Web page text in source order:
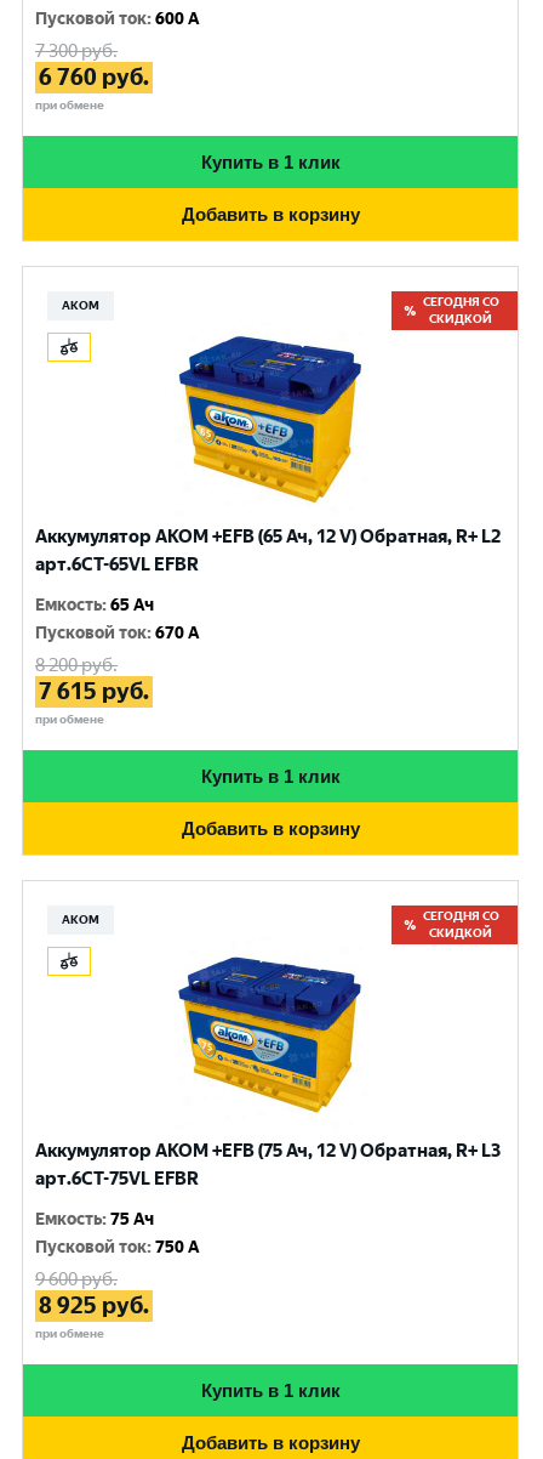
Пусковой ток:600 A
7 300руб.
6 760 руб.
при обмене
Купить в 1 клик
Добавить в корзину
АКОМ
СЕГОДНЯ СО
СКИДКОЙ
Аккумулятор AKOM +EFB (65 Ач, 12 V) Обратная, R+ L2
арт.6CT-65VL EFBR
Емкость:65 Ач
Пусковой ток:670 A
8 200руб.
7 615 руб.
при обмене
Купить в 1 клик
Добавить в корзину
АКОМ
СЕГОДНЯ СО
СКИДКОЙ
Аккумулятор AKOM +EFB (75 Ач, 12 V) Обратная, R+ L3
арт.6СТ-75VL EFBR
Емкость:75 Ач
Пусковой ток:750 A
9 600руб.
8 925 руб.
при обмене
Купить в 1 клик
Добавить в корзину